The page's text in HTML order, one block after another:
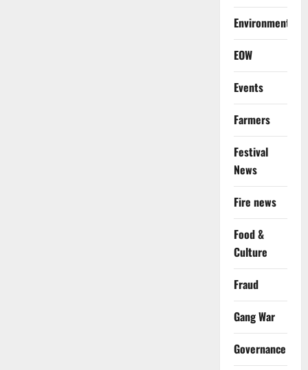
Environment
EOW
Events
Farmers
Festival
News
Fire news
Food &
Culture
Fraud
Gang War
Governance